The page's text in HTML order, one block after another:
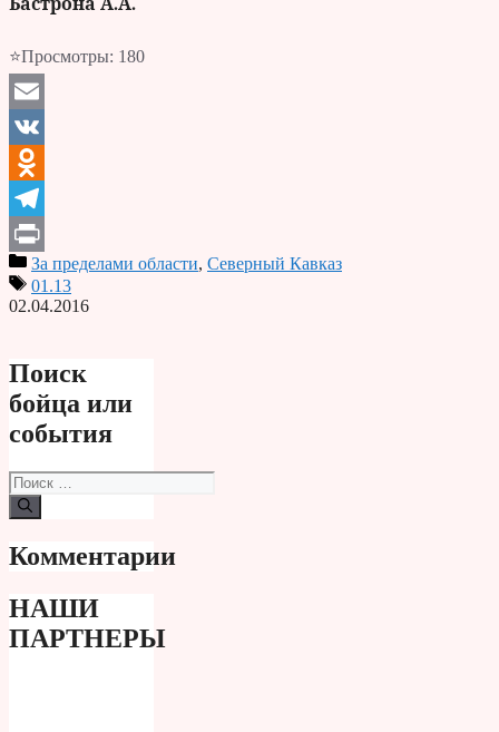
⭐Просмотры: 180
Email
VK
Odnoklassniki
Telegram
PrintЗа пределами области, Северный Кавказ
01.13
02.04.2016
Поиск
бойца или
события
Поиск:
Комментарии
НАШИ
ПАРТНЕРЫ